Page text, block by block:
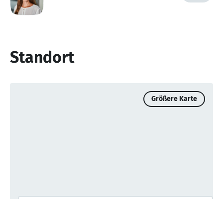
Standort
Größere Karte